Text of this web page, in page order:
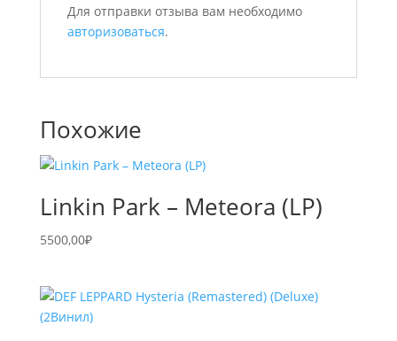
Для отправки отзыва вам необходимо
авторизоваться.
Похожие
Linkin Park – Meteora (LP)
5500,00₽